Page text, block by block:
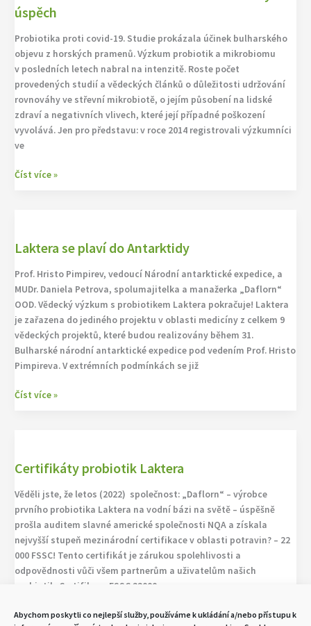
Abychom poskytli co nejlepší služby, používáme k ukládání a/nebo přístupu k
úspěch
Probiotika proti covid-19. Studie prokázala účinek bulharského
objevu z horských pramenů. Výzkum probiotik a mikrobiomu
v posledních letech nabral na intenzitě. Roste počet
provedených studií a vědeckých článků o důležitosti udržování
rovnováhy ve střevní mikrobiotě, o jejím působení na lidské
zdraví a negativních vlivech, které její případné poškození
vyvolává. Jen pro představu: v roce 2014 registrovali výzkumníci
ve
Lactobacillus
Bulgaricus
DWT1
LAKTERE
slavila
mezinárodní
konferenci
Číst více »
Laktera se plaví do Antarktidy
Prof. Hristo Pimpirev, vedoucí Národní antarktické expedice, a
MUDr. Daniela Petrova, spolumajitelka a manažerka „Daflorn“
OOD. Vědecký výzkum s probiotikem Laktera pokračuje! Laktera
je zařazena do jediného projektu v oblasti medicíny z celkem 9
vědeckých projektů, které budou realizovány během 31.
Bulharské národní antarktické expedice pod vedením Prof. Hristo
Pimpireva. V extrémních podmínkách se již
plaví
Antarktidy
Číst více »
Certifikáty probiotik Laktera
Věděli jste, že letos (2022) společnost: „Daflorn“ – výrobce
prvního probiotika Laktera na vodní bázi na světě – úspěšně
prošla auditem slavné americké společnosti NQA a získala
nejvyšší stupeň mezinárodní certifikace v oblasti potravin? – 22
000 FSSC! Tento certifikát je zárukou spolehlivosti a
odpovědnosti vůči všem partnerům a uživatelům našich
probiotik. Certifikace FSSC 22000
Laktera
Číst více »